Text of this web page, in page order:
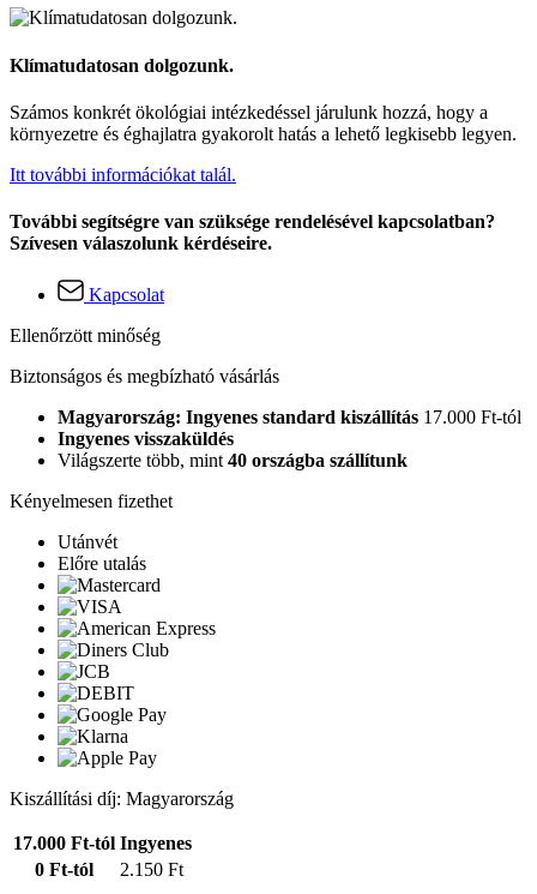
Klímatudatosan dolgozunk.
Számos konkrét ökológiai intézkedéssel járulunk hozzá, hogy a
környezetre és éghajlatra gyakorolt hatás a lehető legkisebb legyen.
Itt további információkat talál.
További segítségre van szüksége rendelésével kapcsolatban?
Szívesen válaszolunk kérdéseire.
Kapcsolat
Ellenőrzött minőség
Biztonságos és megbízható vásárlás
Magyarország: Ingyenes standard kiszállítás 17.000 Ft-tól
Ingyenes visszaküldés
Világszerte több, mint40 országba szállítunk
Kényelmesen fizethet
Utánvét
Előre utalás
Kiszállítási díj: Magyarország
17.000 Ft-tól Ingyenes
0 Ft-tól
2.150 Ft